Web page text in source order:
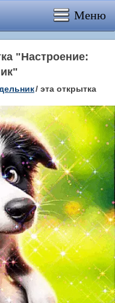
Меню
"Настроение:
/ эта открытка